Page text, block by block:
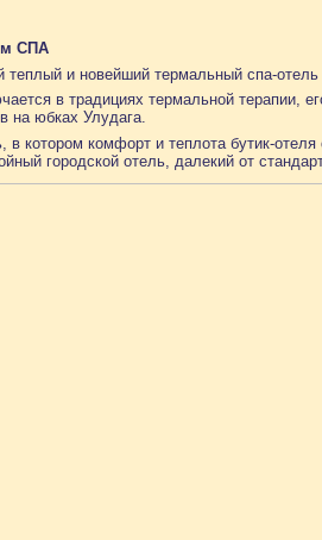
СПА
и новейший термальный спа-отель
в традициях термальной терапии,
на юбках Улудага.
в котором комфорт и теплота бутик-
городской отель, далекий от